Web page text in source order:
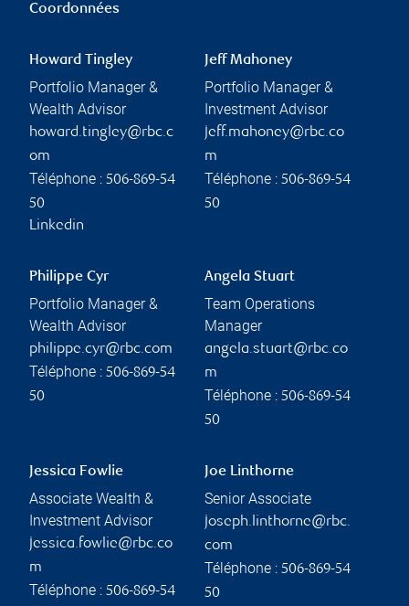
Coordonnées
Howard Tingley
Portfolio Manager &
Wealth Advisor
howard.tingley@rbc.c
om
Téléphone : 506-869-54
50
Linkedin
Jeff Mahoney
Portfolio Manager &
Investment Advisor
jeff.mahoney@rbc.co
m
Téléphone : 506-869-54
50
Philippe Cyr
Portfolio Manager &
Wealth Advisor
philippe.cyr@rbc.com
Téléphone : 506-869-54
50
Angela Stuart
Team Operations
Manager
angela.stuart@rbc.co
m
Téléphone : 506-869-54
50
Jessica Fowlie
Associate Wealth &
Investment Advisor
jessica.fowlie@rbc.co
m
Téléphone : 506-869-54
Joe Linthorne
Senior Associate
joseph.linthorne@rbc.
com
Téléphone : 506-869-54
50